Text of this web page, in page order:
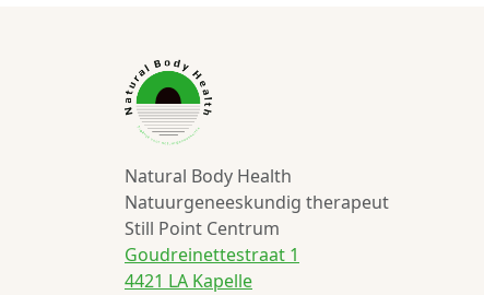
Natural Body Health
Natuurgeneeskundig therapeut
Still Point Centrum
Goudreinettestraat 1
4421 LA Kapelle